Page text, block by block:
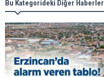
Bu Kategorideki Diğer Haberler